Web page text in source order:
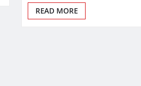
READ MORE